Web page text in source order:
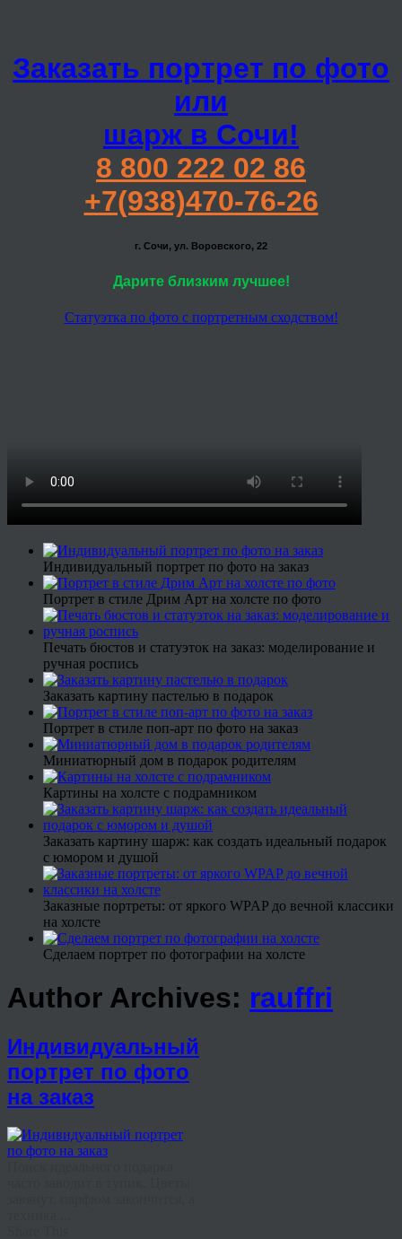
Заказать портрет по фото
или
шарж в Сочи!
8 800 222 02 86
+7(938)470-76-26
г. Сочи, ул. Воровского, 22
Дарите близким лучшее!
Статуэтка по фото с портретным сходством!
Индивидуальный портрет по фото на заказ
Портрет в стиле Дрим Арт на холсте по фото
Печать бюстов и статуэток на заказ: моделирование и
ручная роспись
Заказать картину пастелью в подарок
Портрет в стиле поп-арт по фото на заказ
Миниатюрный дом в подарок родителям
Картины на холсте с подрамником
Заказать картину шарж: как создать идеальный подарок
с юмором и душой
Заказные портреты: от яркого WPAP до вечной классики
на холсте
Сделаем портрет по фотографии на холсте
Author Archives: rauffri
Индивидуальный
портрет по фото
на заказ